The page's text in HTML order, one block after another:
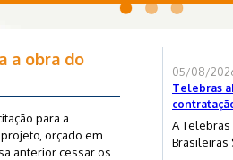
a obra do
para a
orçado em
anterior cessar os
05/08/
Telebras
A
Brasileiras